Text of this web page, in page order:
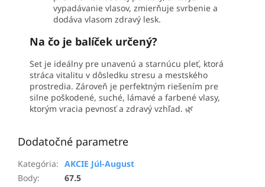
vypadávanie vlasov, zmierňuje svrbenie a
dodáva vlasom zdravý lesk.
Na čo je balíček určený?
Set je ideálny pre unavenú a starnúcu pleť, ktorá
stráca vitalitu v dôsledku stresu a mestského
prostredia. Zároveň je perfektným riešením pre
silne poškodené, suché, lámavé a farbené vlasy,
ktorým vracia pevnosť a zdravý vzhľad. 🌿
Dodatočné parametre
Kategória: AKCIE Júl-August
Body: 67.5